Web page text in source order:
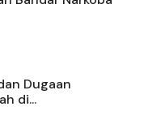
Dugaan
di...